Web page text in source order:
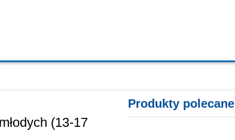
(13-17
Produkty polecane